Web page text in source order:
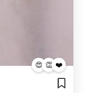
😍 👏 ❤️